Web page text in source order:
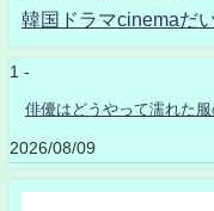
韓国ドラマcinemaだ
1 -
俳優はどうやって濡れた
2026/08/09